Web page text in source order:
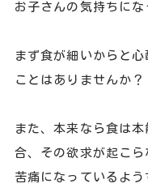
お子さんの気持ちにな
まず食が細いからと
ことはありませんか？
また、本来なら食は
合、その欲求が起こ
苦痛になっているよう